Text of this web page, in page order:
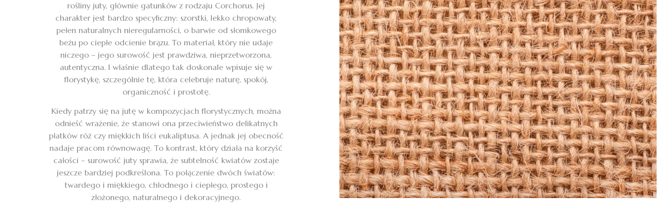
rośliny juty, głównie gatunków z rodzaju Corchorus. Jej
charakter jest bardzo specyficzny: szorstki, lekko chropowaty,
pełen naturalnych nieregularności, o barwie od słomkowego
beżu po ciepłe odcienie brązu. To materiał, który nie udaje
niczego – jego surowość jest prawdziwa, nieprzetworzona,
autentyczna. I właśnie dlatego tak doskonale wpisuje się w
florystykę, szczególnie tę, która celebruje naturę, spokój,
organiczność i prostotę.
Kiedy patrzy się na jutę w kompozycjach florystycznych, można
odnieść wrażenie, że stanowi ona przeciwieństwo delikatnych
płatków róż czy miękkich liści eukaliptusa. A jednak jej obecność
nadaje pracom równowagę. To kontrast, który działa na korzyść
całości – surowość juty sprawia, że subtelność kwiatów zostaje
jeszcze bardziej podkreślona. To połączenie dwóch światów:
twardego i miękkiego, chłodnego i ciepłego, prostego i
złożonego, naturalnego i dekoracyjnego.